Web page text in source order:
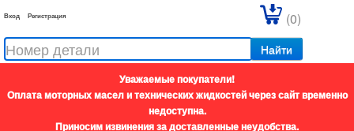
Вход Регистрация
Найти
(0)
Уважаемые покупатели!
Оплата моторных масел и технических жидкостей через сайт временно
недоступна.
Приносим извинения за доставленные неудобства.